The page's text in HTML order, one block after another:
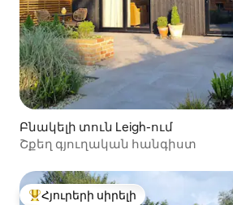
Բնակելի տուն Leigh-ում
Շքեղ գյուղական հանգիստ
Հյուրերի սիրելի լավագույն տները
Հյուրերի սիրելի